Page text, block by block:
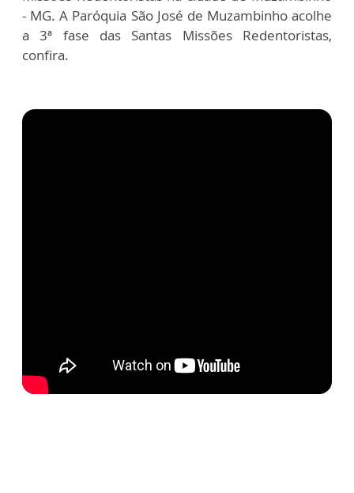
- MG.A Paróquia São José de Muzambinho acolhe
a 3ª fase das Santas Missões Redentoristas,
confira.